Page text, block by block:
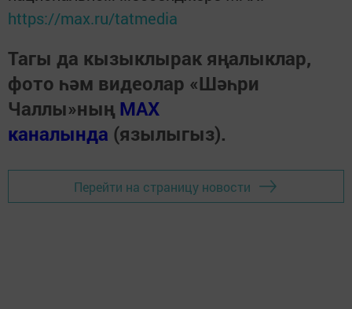
https://max.ru/tatmedia
Тагы да кызыклырак яңалыклар,
фото һәм видеолар «Шәһри
Чаллы»ның MAX
каналында (язылыгыз).
Перейти на страницу новости